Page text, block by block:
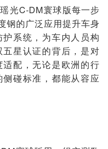
光C-DM寰球版每一步
钢的广泛应用提升车身
系统，为车内人员构
星认证的背后，是对
配，无论是欧洲的行
碰标准，都能从容应